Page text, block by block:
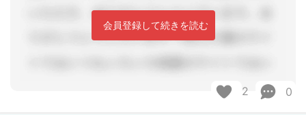
会員登録して続きを読む
2 0